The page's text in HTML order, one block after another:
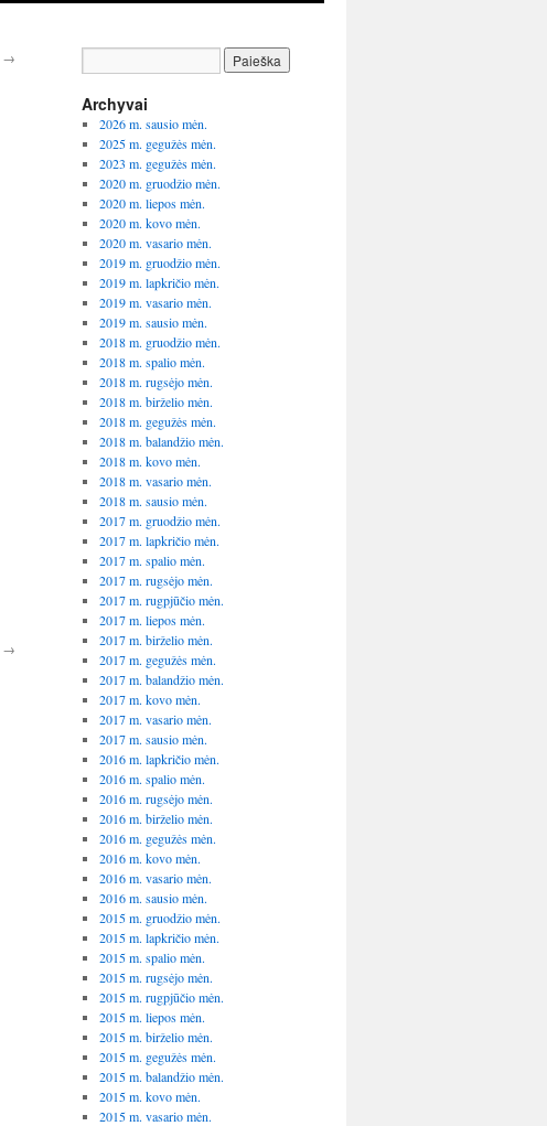
→
→
Archyvai
2026 m. sausio mėn.
2025 m. gegužės mėn.
2023 m. gegužės mėn.
2020 m. gruodžio mėn.
2020 m. liepos mėn.
2020 m. kovo mėn.
2020 m. vasario mėn.
2019 m. gruodžio mėn.
2019 m. lapkričio mėn.
2019 m. vasario mėn.
2019 m. sausio mėn.
2018 m. gruodžio mėn.
2018 m. spalio mėn.
2018 m. rugsėjo mėn.
2018 m. birželio mėn.
2018 m. gegužės mėn.
2018 m. balandžio mėn.
2018 m. kovo mėn.
2018 m. vasario mėn.
2018 m. sausio mėn.
2017 m. gruodžio mėn.
2017 m. lapkričio mėn.
2017 m. spalio mėn.
2017 m. rugsėjo mėn.
2017 m. rugpjūčio mėn.
2017 m. liepos mėn.
2017 m. birželio mėn.
2017 m. gegužės mėn.
2017 m. balandžio mėn.
2017 m. kovo mėn.
2017 m. vasario mėn.
2017 m. sausio mėn.
2016 m. lapkričio mėn.
2016 m. spalio mėn.
2016 m. rugsėjo mėn.
2016 m. birželio mėn.
2016 m. gegužės mėn.
2016 m. kovo mėn.
2016 m. vasario mėn.
2016 m. sausio mėn.
2015 m. gruodžio mėn.
2015 m. lapkričio mėn.
2015 m. spalio mėn.
2015 m. rugsėjo mėn.
2015 m. rugpjūčio mėn.
2015 m. liepos mėn.
2015 m. birželio mėn.
2015 m. gegužės mėn.
2015 m. balandžio mėn.
2015 m. kovo mėn.
2015 m. vasario mėn.